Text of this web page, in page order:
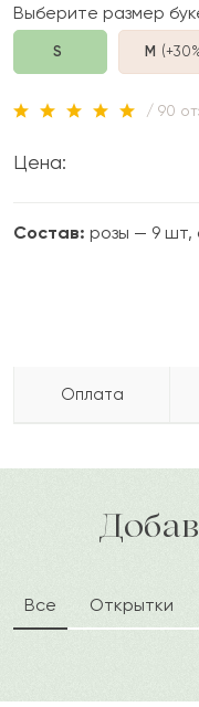
Выберите размер
S M
/ 90
Цена:
Состав: розы — 9 шт,
Оплата
доставка по
С Сара
Л Лилия
Все Открытки